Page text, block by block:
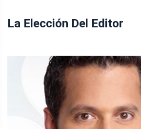
La Elección Del Editor